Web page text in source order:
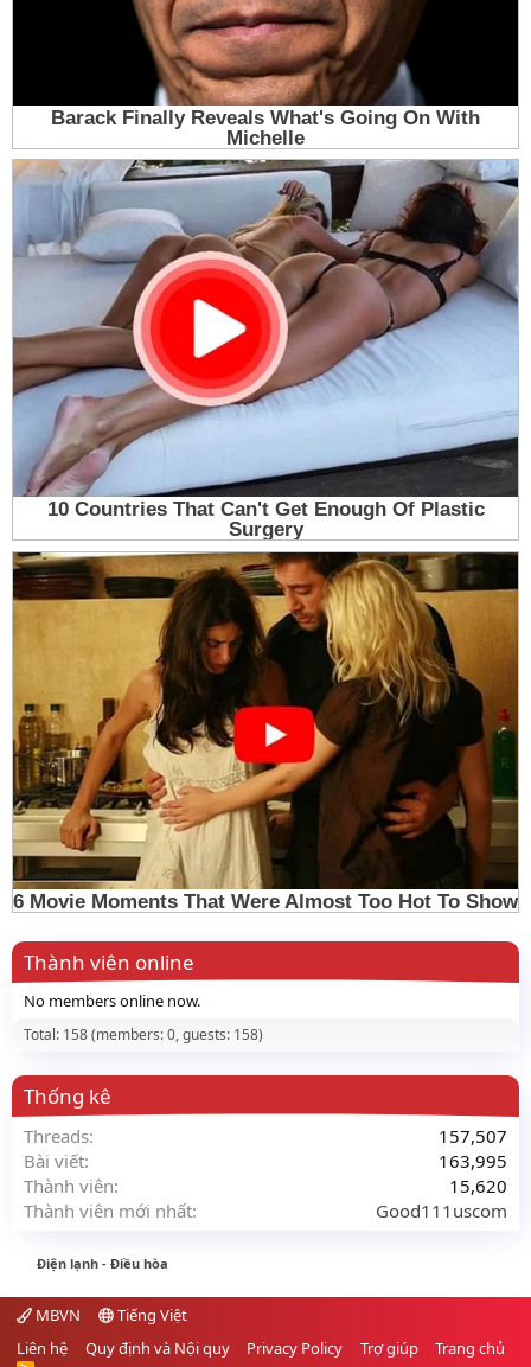
Thành viên online
No members online now.
Total: 158 (members: 0, guests: 158)
Thống kê
Threads
157,507
Bài viết
163,995
Thành viên
15,620
Thành viên mới nhất
Good111uscom
Điện lạnh - Điều hòa
MBVN
Tiếng Việt
Liên hệ
Quy định và Nội quy Privacy Policy Trợ giúp Trang chủ